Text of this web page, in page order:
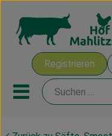
Registrieren
Mobiles